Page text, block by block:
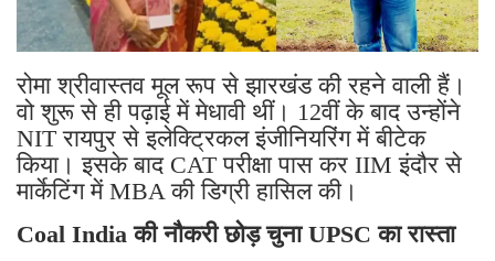
रोमा श्रीवास्तव मूल रूप से झारखंड की रहने वाली हैं।
वो शुरू से ही पढ़ाई में मेधावी थीं। 12वीं के बाद उन्होंने
NIT रायपुर से इलेक्ट्रिकल इंजीनियरिंग में बीटेक
किया। इसके बाद CAT परीक्षा पास कर IIM इंदौर से
मार्केटिंग में MBA की डिग्री हासिल की।
Coal India की नौकरी छोड़ चुना UPSC का रास्ता